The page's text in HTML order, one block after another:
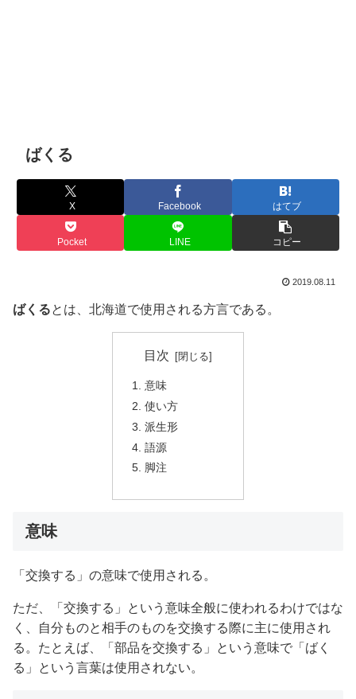
ばくる
X Facebook はてブ
Pocket LINE コピー
2019.08.11
ばくるとは、北海道で使用される方言である。
目次
意味
使い方
派生形
語源
脚注
意味
「交換する」の意味で使用される。
ただ、「交換する」という意味全般に使われるわけではな
く、自分ものと相手のものを交換する際に主に使用され
る。たとえば、「部品を交換する」という意味で「ばく
る」という言葉は使用されない。